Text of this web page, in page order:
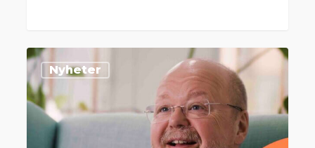
Storisell
producerar
till
Rewell
Nyheter